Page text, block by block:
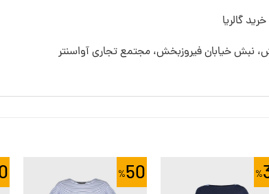
گالریا
نبش خیابان فیروزبخش، مجتمع تجاری آواسنتر
50